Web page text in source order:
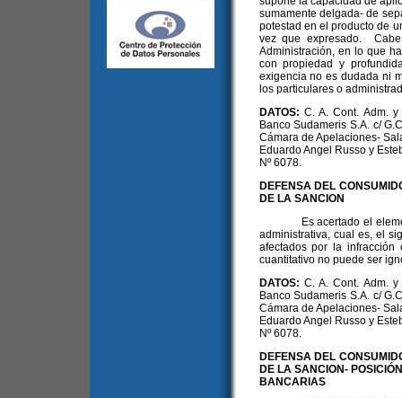
sumamente delgada- de
potestad en el producto de
vez que expresado.
Administración, en lo que
con propiedad y
exigencia no es dudada ni
los particulares o
DATOS: C. A. Cont. Adm.
Banco Sudameris S.A. c/
Cámara de Apelaciones-
Eduardo Angel Russo y
Nº 6078.
DEFENSA DEL
DE LA SANCION
Es acertado el
administrativa, cual es, el
afectados por la
cuantitativo no puede ser
DATOS: C. A. Cont. Adm.
Banco Sudameris S.A. c/
Cámara de Apelaciones-
Eduardo Angel Russo y
Nº 6078.
DEFENSA DEL
DE LA SANCION-
BANCARIAS